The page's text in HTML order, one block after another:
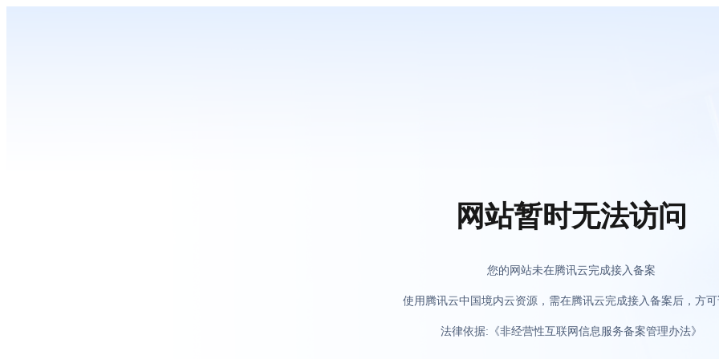
网站暂时无法访问
您的网站未在腾讯云完成接入备案
使用腾讯云中国境内云资源，需在腾讯云完成接入备案后，方
法律依据:《非经营性互联网信息服务备案管理办法》